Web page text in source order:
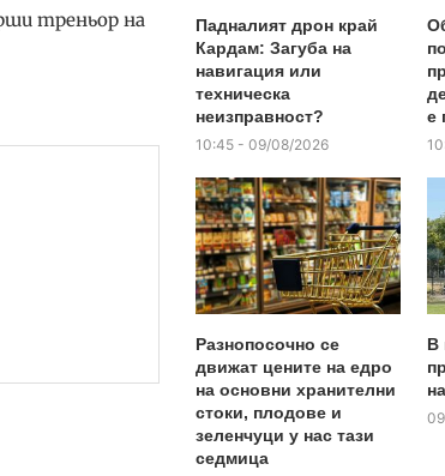
треньор на
Падналият дрон край
Кардам: Загуба на
навигация или
техническа
неизправност?
10:45 - 09/08/2026
е
Разнопосочно се
движат цените на едро
на основни хранителни
стоки, плодове и
зеленчуци у нас тази
седмица
В